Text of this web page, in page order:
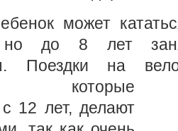
может
но до 8 лет
Поездки на
которые
12 лет, делают